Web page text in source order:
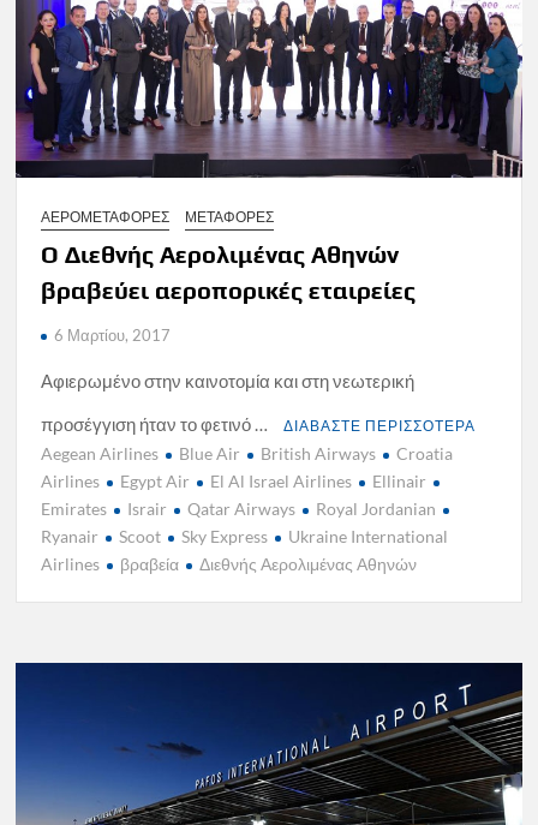
ΑΕΡΟΜΕΤΑΦΟΡΕΣ ΜΕΤΑΦΟΡΕΣ
Ο Διεθνής Αερολιμένας Αθηνών
βραβεύει αεροπορικές εταιρείες
6 Μαρτίου, 2017
Αφιερωμένο στην καινοτομία και στη νεωτερική
προσέγγιση ήταν το φετινό …
ΔΙΑΒΑΣΤΕ ΠΕΡΙΣΣΟΤΕΡΑ
Aegean Airlines Blue Air British Airways
Croatia
Airlines
Egypt Air El Al Israel Airlines
Ellinair
Emirates
Israir Qatar Airways
Royal Jordanian
Ryanair
Scoot Sky Express
Ukraine International
Airlines
βραβεία Διεθνής Αερολιμένας Αθηνών